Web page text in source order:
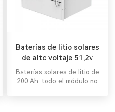
Baterías de litio solares
de alto voltaje 51,2v
200ah
Baterías solares de litio de
200 Ah: todo el módulo no